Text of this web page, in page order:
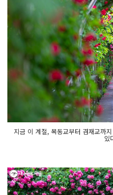
지금 이 계절, 목동교부터 겸재교까
있